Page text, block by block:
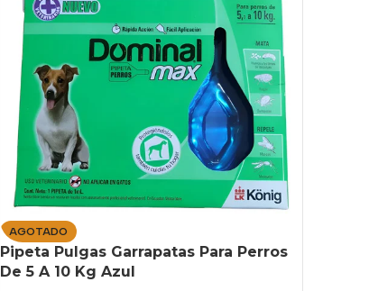
AGOTADO
Pipeta Pulgas Garrapatas Para Perros
De 5 A 10 Kg Azul